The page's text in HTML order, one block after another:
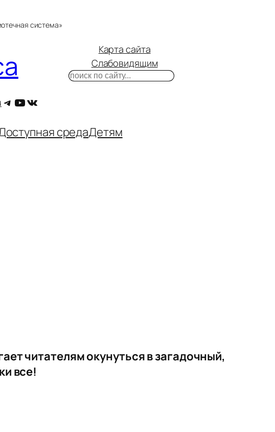
система»
Telegram
YouTube
ВКонтакте
Карта сайта
Слабовидящим
Поиск
средаДетям
читателям окунуться в загадочный,
все!